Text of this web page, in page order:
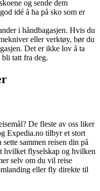
og sende dem
idé å ha på sko som er
i håndbagasjen. Hvis du
eller verktøy, bør du
Det er ikke lov å ta
tatt fra deg.
De fleste av oss liker
Expedia.no tilbyr et stort
sammen reisen din på
hvilket flyselskap og hvilken
selv om du vil reise
eller fly direkte til